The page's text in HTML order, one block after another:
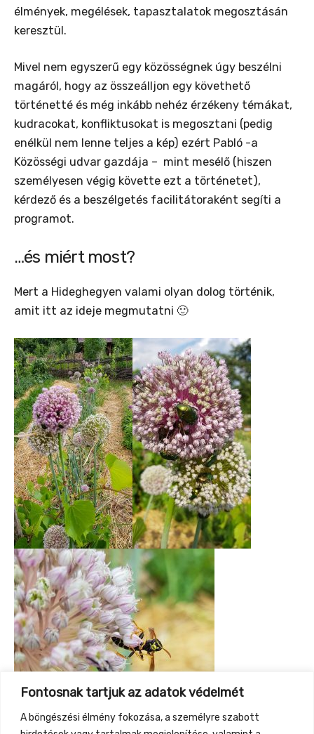
Fontosnak tartjuk az adatok védelmét
A böngészési élmény fokozása, a személyre szabott
élmények, megélések, tapasztalatok megosztásán
keresztül.
Mivel nem egyszerű egy közösségnek úgy beszélni
magáról, hogy az összeálljon egy követhető
történetté és még inkább nehéz érzékeny témákat,
kudracokat, konfliktusokat is megosztani (pedig
enélkül nem lenne teljes a kép) ezért Pabló -a
Közösségi udvar gazdája – mint mesélő (hiszen
személyesen végig követte ezt a történetet),
kérdező és a beszélgetés facilitátoraként segíti a
programot.
…és miért most?
Mert a Hideghegyen valami olyan dolog történik,
amit itt az ideje megmutatni 🙂